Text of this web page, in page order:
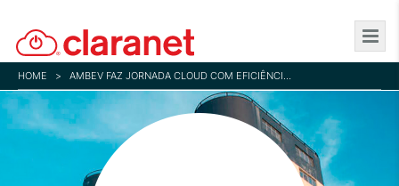
to
main
content
HOME > AMBEV FAZ JORNADA CLOUD COM EFICIÊNCIA E SEGURANÇA